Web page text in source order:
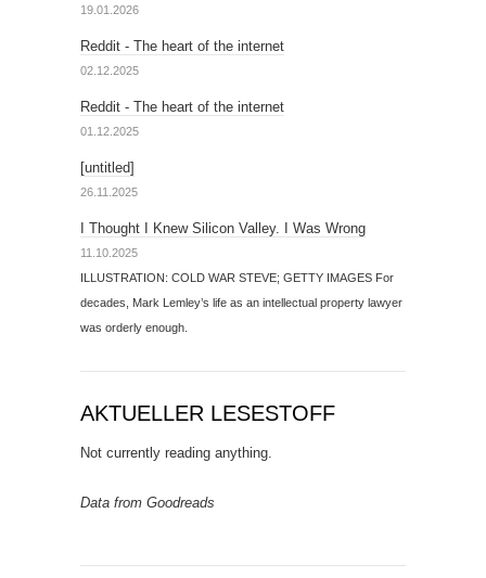
19.01.2026
Reddit - The heart of the internet
02.12.2025
Reddit - The heart of the internet
01.12.2025
[untitled]
26.11.2025
I Thought I Knew Silicon Valley. I Was Wrong
11.10.2025
ILLUSTRATION: COLD WAR STEVE; GETTY IMAGES For
decades, Mark Lemley’s life as an intellectual property lawyer
was orderly enough.
AKTUELLER LESESTOFF
Not currently reading anything.
Data from Goodreads